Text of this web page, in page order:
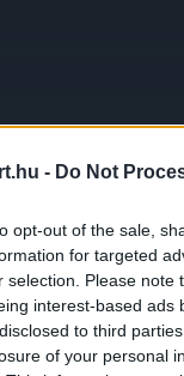
- Do Not
opt-out of the sale,
for targeted
selection. Please
interest-based ads
to third
of your personal
csapatban
Racing
legfőbb